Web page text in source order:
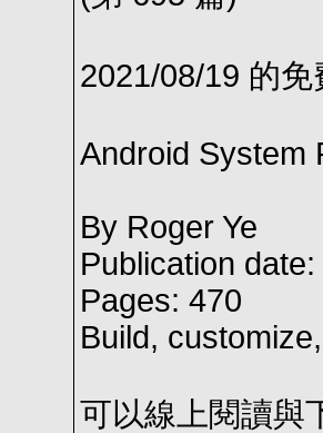
2021/08/19 的
Android System
By Roger Ye
Publication
Pages: 470
Build,
可以線上閱讀與